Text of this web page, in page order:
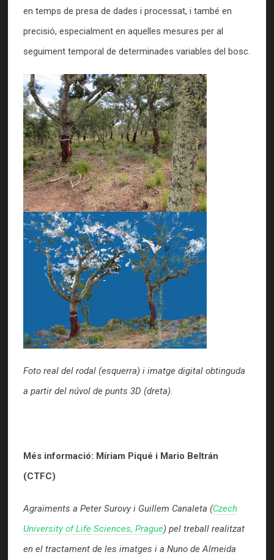
en temps de presa de dades i processat, i també en
precisió, especialment en aquelles mesures per al
seguiment temporal de determinades variables del bosc.
Foto real del rodal (esquerra) i imatge digital obtinguda
a partir del núvol de punts 3D (dreta).
Més informació: Míriam Piqué i Mario Beltrán
(CTFC)
Agraïments a Peter Surovy i Guillem Canaleta (Czech
University of Life Sciences, Prague) pel treball realitzat
en el tractament de les imatges i a Nuno de Almeida